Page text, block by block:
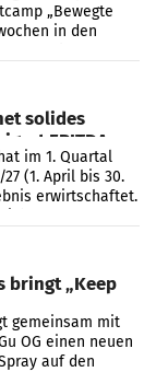
„Bewegte
in den
solides
EBITDA
im 1. Quartal
(1. April bis 30.
erwirtschaftet.
bringt „Keep
gemeinsam mit
OG einen neuen
auf den